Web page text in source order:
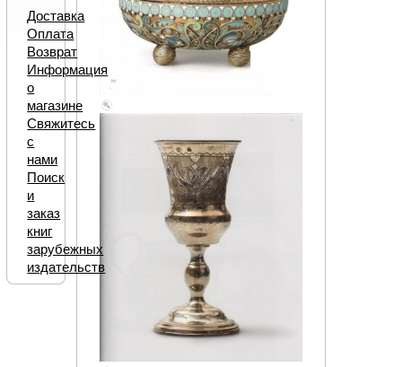
Доставка
Оплата
Возврат
Информация
о
магазине
Свяжитесь
с
нами
Поиск
и
заказ
книг
зарубежных
издательств